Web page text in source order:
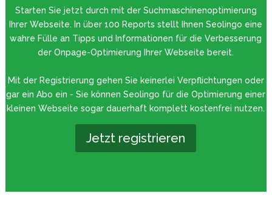
Starten Sie jetzt durch mit der Suchmaschinenoptimierung
Ihrer Webseite. In über 100 Reports stellt Ihnen Seolingo eine
wahre Fülle an Tipps und Informationen für die Verbesserung
der Onpage-Optimierung Ihrer Webseite bereit.
Mit der Registrierung gehen Sie keinerlei Verpflichtungen oder
gar ein Abo ein - Sie können Seolingo für die Optimierung einer
kleinen Webseite sogar dauerhaft komplett kostenfrei nutzen.
Jetzt registrieren